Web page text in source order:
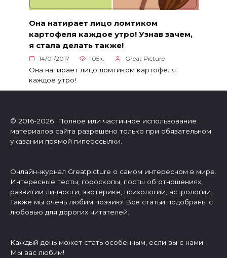
Она натирает лицо ломтиком
картофеля каждое утро! Узнав зачем,
я стала делать также!
14/01/2017 105к. Great Picture
Она натирает лицо ломтиком картофеля
каждое утро!
© 2016-2026 Полное или частичное использование
материалов сайта разрешено только при обязательном
указании прямой гиперссылки.
Онлайн-журнал Greatpicture о самом интересном в мире.
Интересные тесты, гороскопы, посты об отношениях,
развитии личности, эзотерике, психологии, астрологии.
Также мы очень любим поэзию! Все статьи подобраны с
любовью для дорогих читателей.
Каждый день может стать особенным, если вы с нами.
Мы вас любим!